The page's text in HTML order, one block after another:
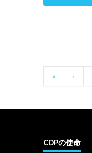
« ‹
CDPの使命